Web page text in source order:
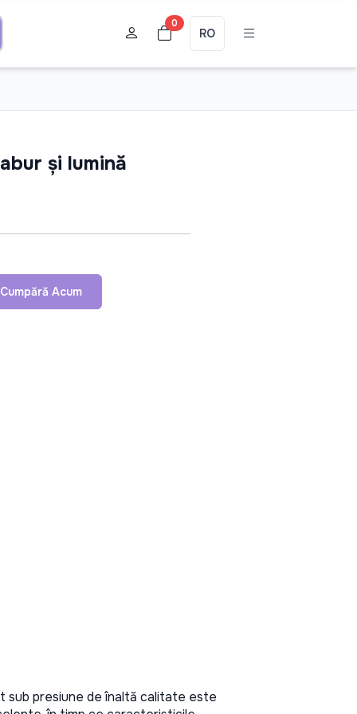
0
RO
și lumină
Cumpără Acum
sub presiune de înaltă calitate este